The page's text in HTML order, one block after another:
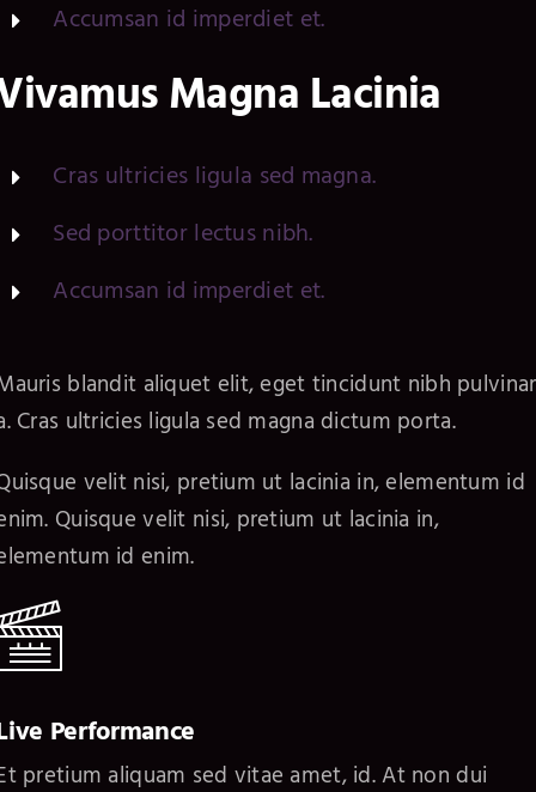
Accumsan id imperdiet et.
Magna Lacinia
Cras ultricies ligula sed magna.
Sed porttitor lectus nibh.
Accumsan id imperdiet et.
blandit aliquet elit, eget tincidunt nibh pulvinar
Cras ultricies ligula sed magna dictum porta.
velit nisi, pretium ut lacinia in, elementum id
Quisque velit nisi, pretium ut lacinia in,
id enim.
Performance
pretium aliquam sed vitae amet, id. At non dui